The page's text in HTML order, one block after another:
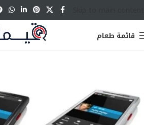
قائمة طعام